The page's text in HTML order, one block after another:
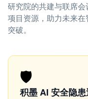
研究院的共建与联席
项目资源，助力未来
突破。
🛡️
积墨 AI 安全隐